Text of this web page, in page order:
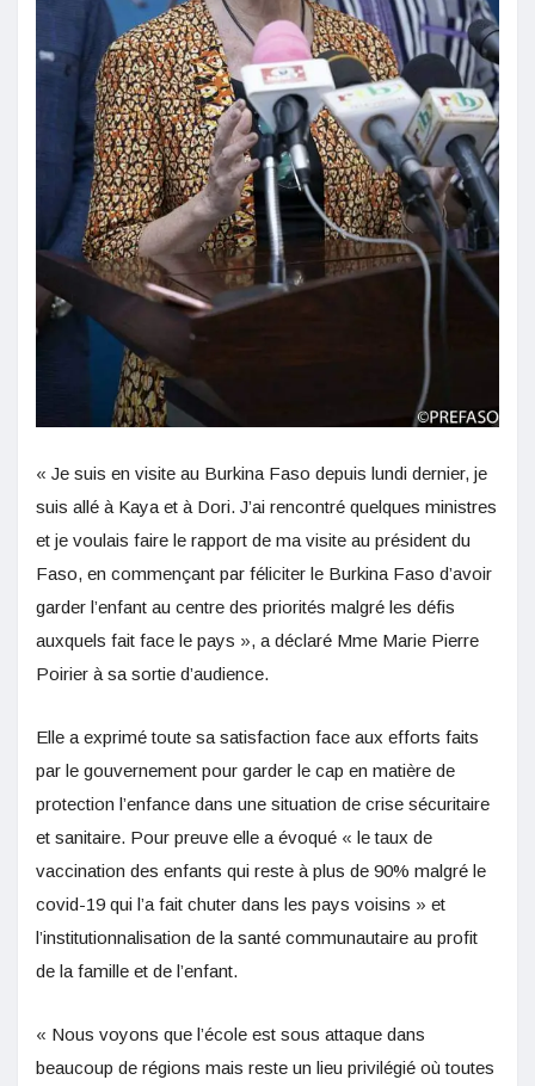
« Je suis en visite au Burkina Faso depuis lundi dernier, je
suis allé à Kaya et à Dori. J’ai rencontré quelques ministres
et je voulais faire le rapport de ma visite au président du
Faso, en commençant par féliciter le Burkina Faso d’avoir
garder l’enfant au centre des priorités malgré les défis
auxquels fait face le pays », a déclaré Mme Marie Pierre
Poirier à sa sortie d’audience.
Elle a exprimé toute sa satisfaction face aux efforts faits
par le gouvernement pour garder le cap en matière de
protection l’enfance dans une situation de crise sécuritaire
et sanitaire. Pour preuve elle a évoqué « le taux de
vaccination des enfants qui reste à plus de 90% malgré le
covid-19 qui l’a fait chuter dans les pays voisins » et
l’institutionnalisation de la santé communautaire au profit
de la famille et de l’enfant.
« Nous voyons que l’école est sous attaque dans
beaucoup de régions mais reste un lieu privilégié où toutes